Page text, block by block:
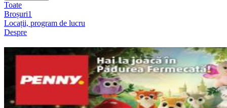
Toate
Broșuri1
Locații, program de lucru
Despre